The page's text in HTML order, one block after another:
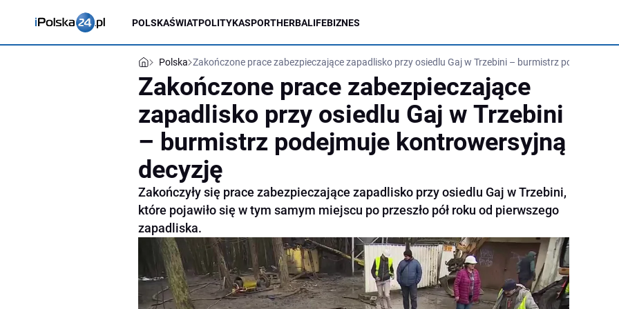
POLSKAŚWIATPOLITYKASPORTHERBALIFEBIZNES
Polska Zakończone prace zabezpieczające zapadlisko przy osiedlu Gaj w Trzebini – burmistrz podejmuje
Zakończone prace zabezpieczające
zapadlisko przy osiedlu Gaj w Trzebini
– burmistrz podejmuje kontrowersyjną
decyzję
Zakończyły się prace zabezpieczające zapadlisko przy osiedlu Gaj w Trzebini,
które pojawiło się w tym samym miejscu po przeszło pół roku od pierwszego
zapadliska.